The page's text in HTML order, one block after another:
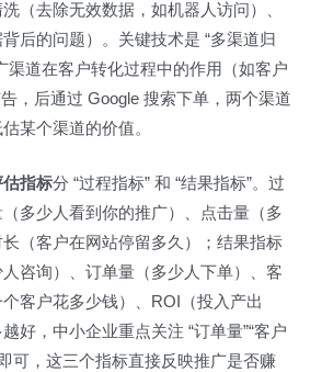
（去除无效数据，如机器人访问）、
后的问题）。关键技术是 “多渠道归
渠道在客户转化过程中的作用（如客户
，后通过 Google 搜索下单，两个渠道
某个渠道的价值。
估指标分 “过程指标” 和 “结果指标”。过
多少人看到你的推广）、点击量（多
（客户在网站停留多久）；结果指标
咨询）、订单量（多少人下单）、客
客户花多少钱）、ROI（投入产出
好，中小企业重点关注 “订单量”“客户
可，这三个指标直接反映推广是否赚